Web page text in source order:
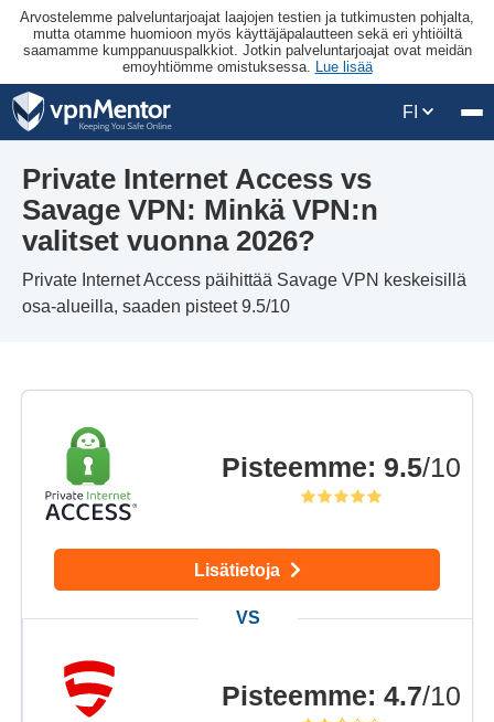
Arvostelemme palveluntarjoajat laajojen testien ja tutkimusten pohjalta,
mutta otamme huomioon myös käyttäjäpalautteen sekä eri yhtiöiltä
saamamme kumppanuuspalkkiot. Jotkin palveluntarjoajat ovat meidän
emoyhtiömme omistuksessa. Lue lisää
FI
Private Internet Access vs
Savage VPN: Minkä VPN:n
valitset vuonna 2026?
Private Internet Access päihittää Savage VPN keskeisillä
osa-alueilla, saaden pisteet 9.5/10
Pisteemme: 9.5/10
Lisätietoja
Pisteemme: 4.7/10